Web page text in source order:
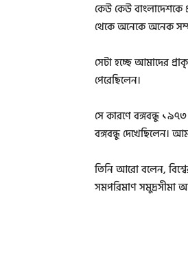
কেউ কেউ বাংলাদেশকে
থেকে অনেকে অনেক
সেটা হচ্ছে আমাদের
পেরেছিলেন।
সে কারণে বঙ্গবন্ধু
বঙ্গবন্ধু দেখেছিলেন।
তিনি আরো বলেন,
সমপরিমাণ সমুদ্রসীমা